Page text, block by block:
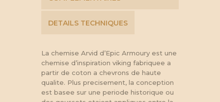
DETAILS TECHNIQUES
La chemise Arvid d’Epic Armoury est une
chemise d’inspiration viking fabriquee a
partir de coton a chevrons de haute
qualite. Plus precisement, la conception
est basee sur une periode historique ou